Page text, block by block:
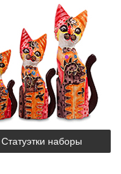
Статуэтки наборы